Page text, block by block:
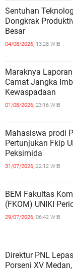
Sentuhan
Dongkrak
Besar
04/08/2026, 13:28 WIB
Maraknya
Camat Jangka
Kewaspadaan
01/08/2026, 23:16 WIB
Mahasiswa prodi
Pertunjukan Fkip
Peksimida
31/07/2026, 22:12 WIB
BEM Fakultas
(FKOM)
29/07/2026, 06:42 WIB
Direktur PNL
Porseni XV